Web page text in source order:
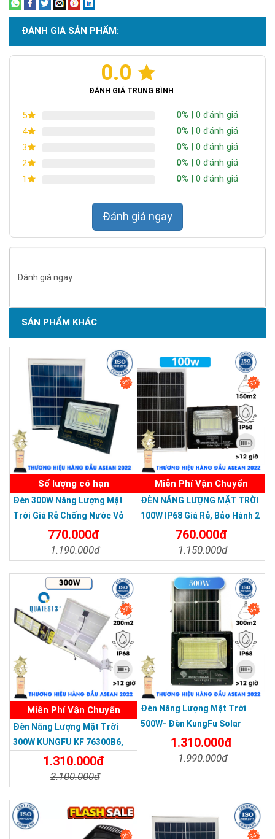
Chứng nhận ISO 9001:2015
SẢN PHẨM CHẤT LƯỢNG - DỊCH VỤ TIN DÙNG LẦN VII - 2020
THƯƠNG HIỆU HÀNG ĐẦU ASEAN 2022
ĐÁNH GIÁ SẢN PHẨM:
0.0
ĐÁNH GIÁ TRUNG BÌNH
5 0% | 0 đánh giá
4
0% | 0 đánh giá
3
0% | 0 đánh giá
2
0% | 0 đánh giá
1
0% | 0 đánh giá
Đánh giá ngay
Đánh giá ngay
SẢN PHẨM KHÁC
35%
Số lượng có hạn
Đèn 300W Năng Lượng Mặt
Trời Giá Rẻ Chống Nước Vỏ
Nhôm Đúc770.000đ
1.190.000đ
33%
Miễn Phí Vận Chuyển
ĐÈN NĂNG LƯỢNG MẶT TRỜI
100W IP68 Giá Rẻ, Bảo Hành 2
760.000đ
1.150.000đ
37%
Miễn Phí Vận Chuyển
Đèn Năng Lượng Mặt Trời
300W KUNGFU KF 76300B6,
IP68, Bảng Giá 2026
1.310.000đ
2.100.000đ
34%
Đèn Năng Lượng Mặt Trời
500W- Đèn KungFu Solar
Năng Lượng Mặt Trời 500W,IP
67 Loại Lớn
1.310.000đ
1.990.000đ
26% 34%